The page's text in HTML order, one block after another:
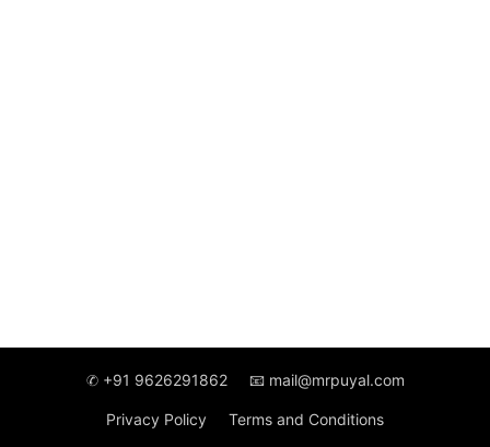
✆ +91 9626291862 📧 mail@mrpuyal.com
Privacy Policy Terms and Conditions